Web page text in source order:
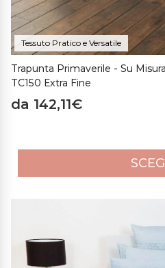
Tessuto Pratico e Versatile
Trapunta Primaverile - Su
TC150 Extra Fine
da 142,11€